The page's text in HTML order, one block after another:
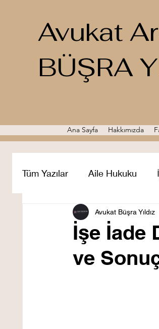
Avukat
BÜŞRA
Ana Sayfa Hakkımızda
Tüm Yazılar Aile Hukuku
Miras Hukuku Ticaret
İşe İade
ve
Avukat Büşra Yıldız